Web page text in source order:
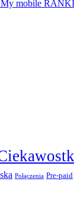
My mobile
Połączenia Pre-paid